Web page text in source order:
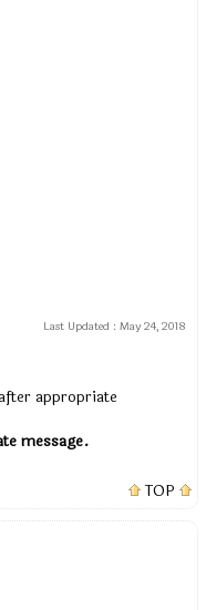
Last Updated : May 24, 2018
appropriate
message.
TOP